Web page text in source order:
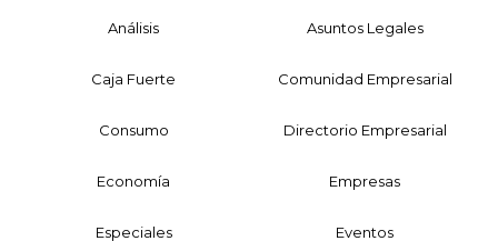
Análisis Asuntos Legales
Caja Fuerte Comunidad Empresarial
Consumo Directorio Empresarial
Economía Empresas
Especiales Eventos